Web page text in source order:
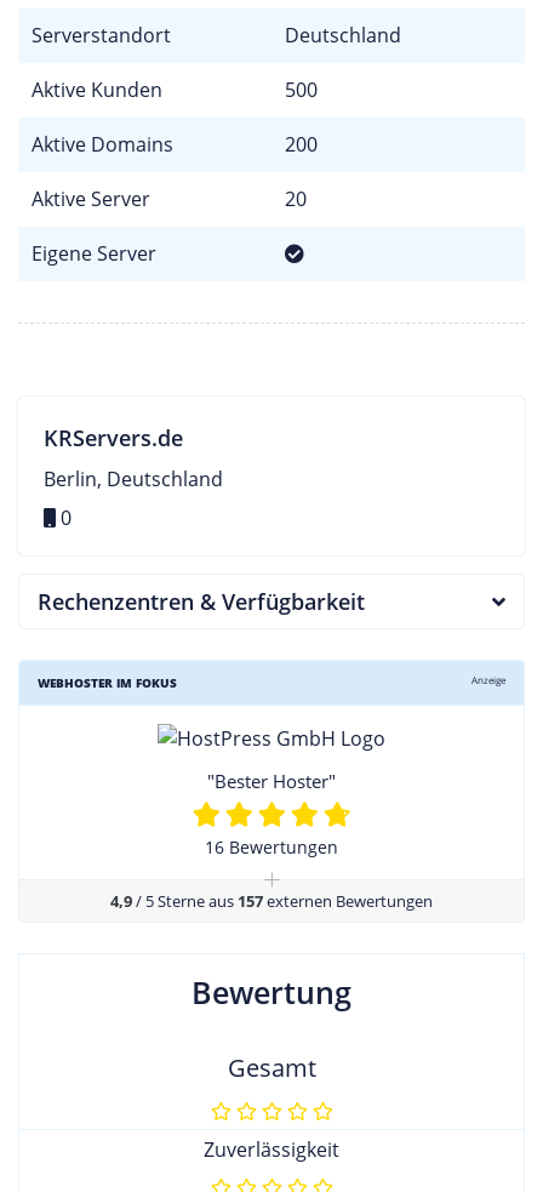
Serverstandort Deutschland
Aktive Kunden 500
Aktive Domains 200
Aktive Server 20
Eigene Server
KRServers.de
Berlin, Deutschland
0
Rechenzentren & Verfügbarkeit
WEBHOSTER IM FOKUS Anzeige
"Bester Hoster"
16 Bewertungen
+
4,9/ 5 Sterne aus 157externen Bewertungen
Bewertung
Gesamt
Zuverlässigkeit